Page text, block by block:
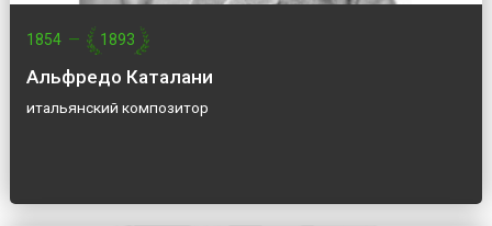
1854 — 1893
Альфредо Каталани
итальянский композитор